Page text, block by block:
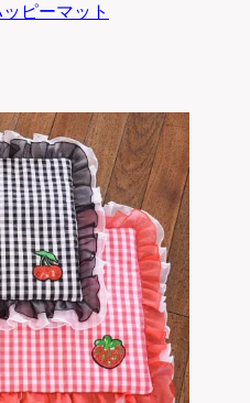
ピーマット